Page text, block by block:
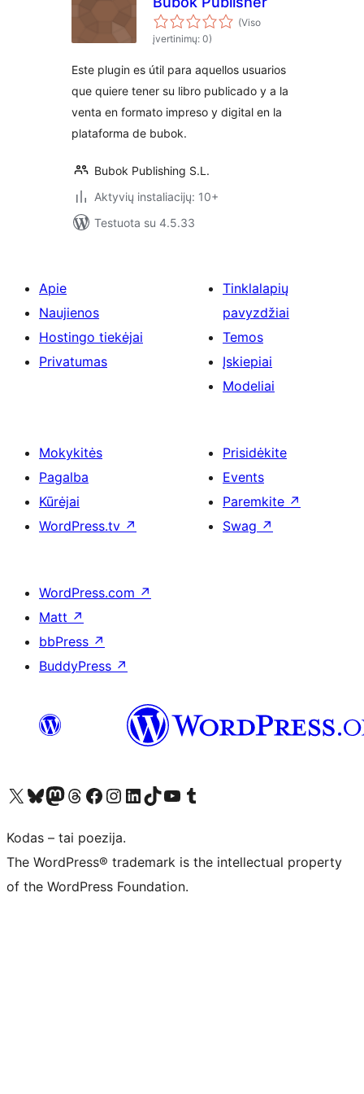
(Viso
įvertinimų: 0)
Este plugin es útil para aquellos usuarios
que quiere tener su libro publicado y a la
venta en formato impreso y digital en la
plataforma de bubok.
Bubok Publishing S.L.
Aktyvių instaliacijų: 10+
Testuota su 4.5.33
Apie
Naujienos
Hostingo tiekėjai
Privatumas
Tinklalapių
pavyzdžiai
Temos
Įskiepiai
Modeliai
Mokykitės
Pagalba
Kūrėjai
WordPress.tv ↗
Prisidėkite
Events
Paremkite ↗
Swag ↗
WordPress.com ↗
Matt ↗
bbPress ↗
BuddyPress ↗
Visit our X (formerly Twitter) account
Apsilankykite mūsų Bluesky paskyroje
Visit our Mastodon account
Apsilankykite mūsų Threads paskyroje
Visit our Facebook page
Visit our Instagram account
Visit our LinkedIn account
Apsilankykite mūsų TikTok paskyroje
Visit our YouTube channel
Apsilankykite mūsų Tumblr paskyroje
Kodas – tai poezija.
The WordPress® trademark is the intellectual property
of the WordPress Foundation.